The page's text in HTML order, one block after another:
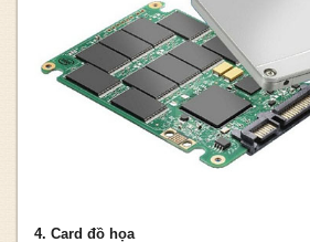
4. Card đồ họa